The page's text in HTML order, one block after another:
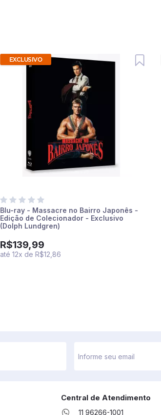
EXCLUSIVO
Blu-ray - Massacre no Bairro Japonês -
Edição de Colecionador - Exclusivo
(Dolph Lundgren)
R$139,99
até 12x de R$12,86
Central de Atendimento
11 96266-1001